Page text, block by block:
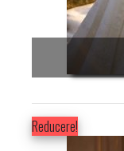
Reducere!